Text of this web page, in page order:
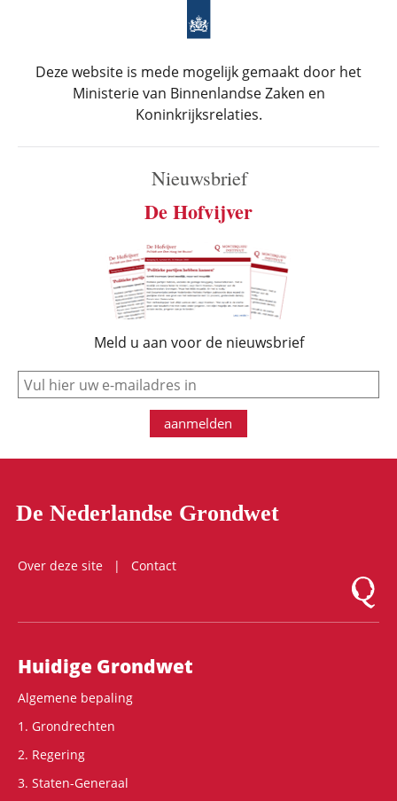
Deze website is mede mogelijk gemaakt door het
Ministerie van Binnenlandse Zaken en
Koninkrijksrelaties.
Nieuwsbrief
De Hofvijver
Meld u aan voor de nieuwsbrief
e-mail
aanmelden
De Nederlandse Grondwet
Over deze site
Contact
Logo
Hoofdnavigatie
Huidige Grondwet
Algemene bepaling
1. Grondrechten
2. Regering
3. Staten-Generaal